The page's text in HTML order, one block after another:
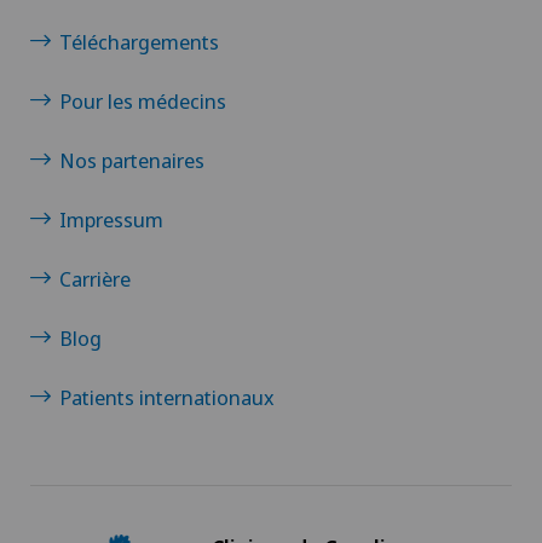
Téléchargements
Pour les médecins
Nos partenaires
Impressum
Carrière
Blog
Patients internationaux